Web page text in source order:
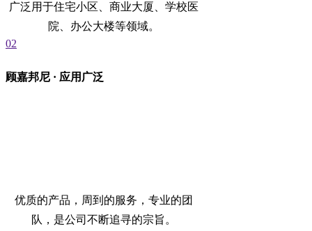
广泛用于住宅小区、商业大厦、学校医
院、办公大楼等领域。
02
顾嘉邦尼 · 应用广泛
优质的产品，周到的服务，专业的团
队，是公司不断追寻的宗旨。